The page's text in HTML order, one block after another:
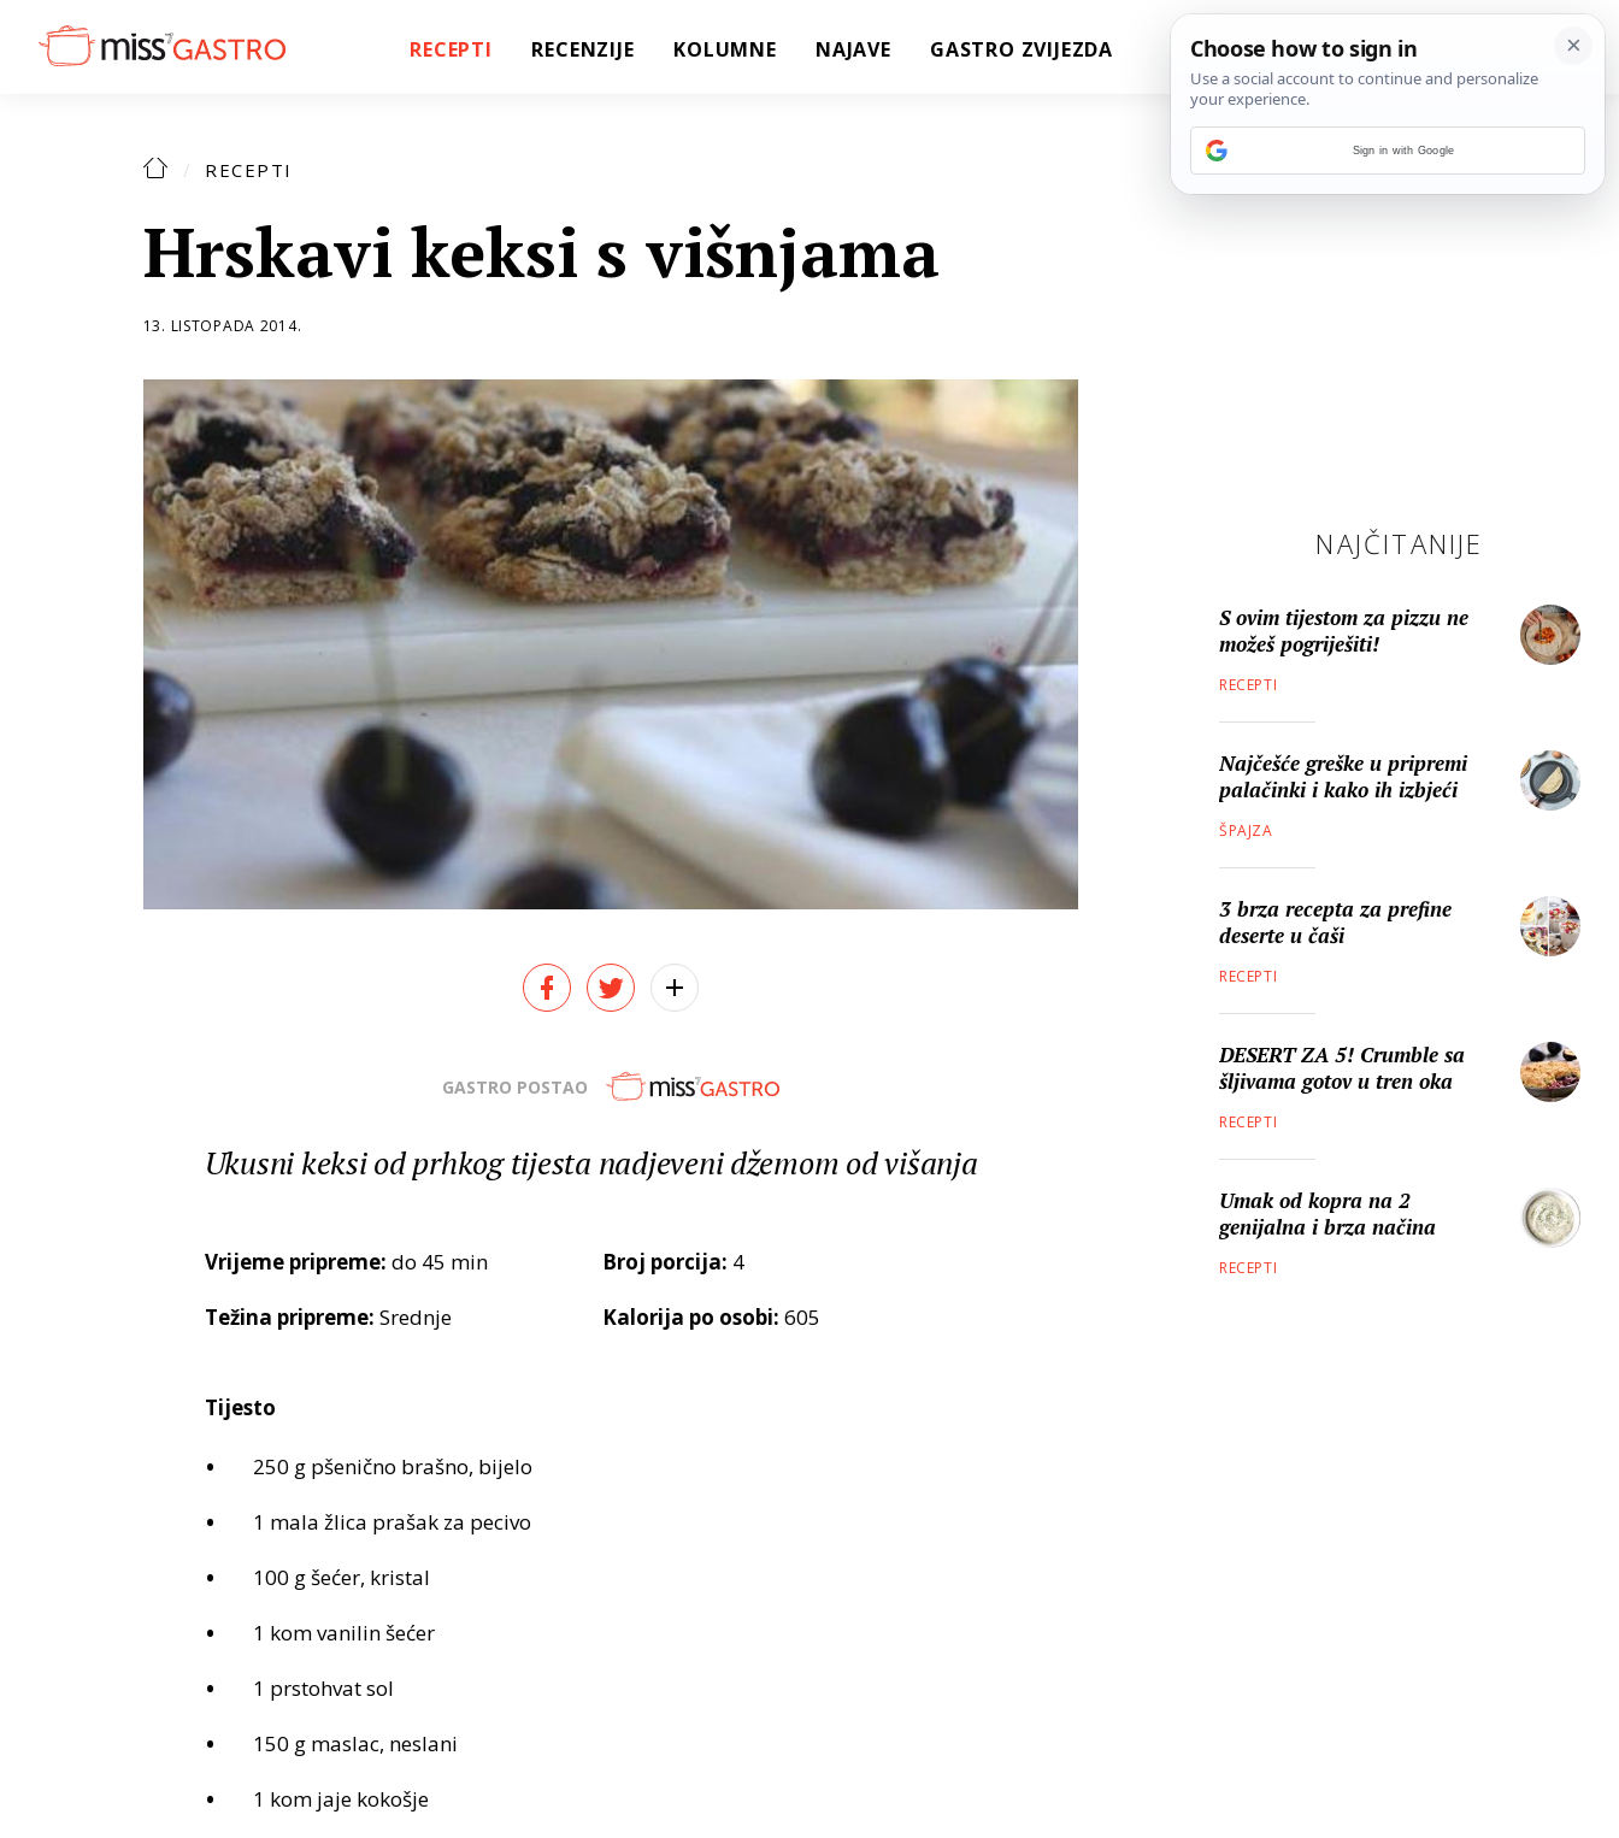
RECEPTI RECENZIJE KOLUMNE NAJAVE GASTRO ZVIJEZDA
RECEPTI
Hrskavi keksi s višnjama
13. LISTOPADA 2014.
GASTRO POSTAO
Ukusni keksi od prhkog tijesta nadjeveni džemom od višanja
Vrijeme pripreme: do 45 min Broj porcija: 4
Težina pripreme: Srednje Kalorija po osobi:605
Tijesto
250 g pšenično brašno, bijelo
1 mala žlica prašak za pecivo
100 g šećer, kristal
1 kom vanilin šećer
1 prstohvat sol
150 g maslac, neslani
1 kom jaje kokošje
NAJČITANIJE
S ovim tijestom za pizzu ne
možeš pogriješiti!
RECEPTI
Najčešće greške u pripremi
palačinki i kako ih izbjeći
ŠPAJZA
3 brza recepta za prefine
deserte u čaši
RECEPTI
DESERT ZA 5! Crumble sa
šljivama gotov u tren oka
RECEPTI
Umak od kopra na 2
genijalna i brza načina
RECEPTI
Sign in with Google